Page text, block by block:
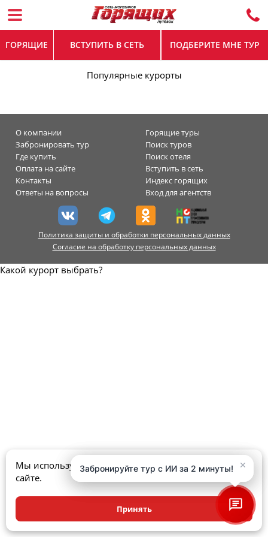
ГОРЯЩИЕ ВСТУПИТЬ В СЕТЬ ПОДБЕРИТЕ МНЕ ТУР
Популярные курорты
О компании
Горящие туры
Забронировать тур
Поиск туров
Где купить
Поиск отеля
Оплата на сайте
Вступить в сеть
Контакты
Индекс горящих
Ответы на вопросы
Вход для агентств
Политика защиты и обработки персональных данных
Согласие на обработку персональных данных
Мы используем куки, чтобы улучшить ваш опыт на
сайте.
Принять
×
Забронируйте тур с ИИ за 2 минуты! ×
Забронируйте тур с ИИ за 2 минуты!
Какой курорт выбрать?